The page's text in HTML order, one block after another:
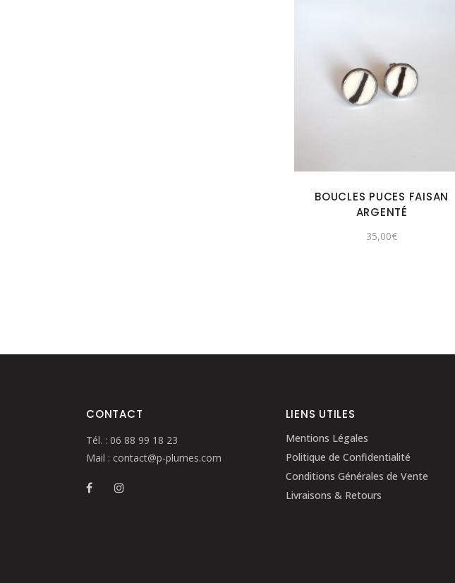
BOUCLES PUCES FAISAN
ARGENTÉ
35,00€
CONTACT
Tél. : 06 88 99 18 23
Mail : contact@p-plumes.com
LIENS UTILES
Mentions Légales
Politique de Confidentialité
Conditions Générales de Vente
Livraisons & Retours